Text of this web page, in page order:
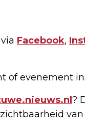
Facebook,
evenement
?